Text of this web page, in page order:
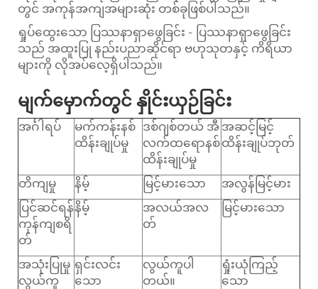
တွင် အကုန်အကျအများဆုံး တစ်ခုဖြစ်ပါသည်။
ရှုပ်ထွေးသော ပြဿနာရှာဖွေခြင်း - ပြဿနာရှာဖွေခြင်း
သည် အထူးပြု နည်းပညာဆိုင်ရာ ဗဟုသုတနှင့် ကိရိယာ
များကို လိုအပ်လေ့ရှိပါသည်။
မျက်မှောက်တွင် နှိုင်းယှဉ်ခြင်း
အင်္ဂါရပ်
မက်ကန်းနစ်
ထိန်းချုပ်မှု
ဒစ်ဂျစ်တယ် အီ
လက်ထရောနစ်
ထိန်းချုပ်မှု
အဆင့်မြင့်
ထိန်းချုပ်ဘုတ်
တိကျမှု နိမ့် မြင့်မားသော
အလွန်မြင့်မား
ပြင်ဆင်ရန်
ကုန်ကျစရိ
တ်
နိမ့်
အလယ်အလ
တ်
မြင့်မားသော
အသုံးပြုမှု
လွယ်ကူ
ရှင်းလင်း
သော
လွယ်ကူပါ
တယ်။
ရှုံးယုံကြည့်
သော